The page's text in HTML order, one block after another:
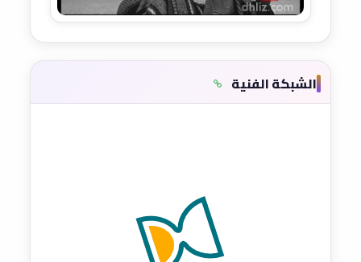
الشبكة الفنية